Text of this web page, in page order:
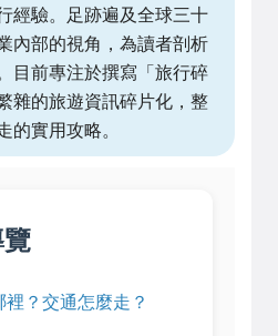
經驗。足跡遍及全球三十
內部的視角，為讀者剖析
目前專注於撰寫「旅行碎
雜的旅遊資訊碎片化，整
的實用攻略。
？交通怎麼走？